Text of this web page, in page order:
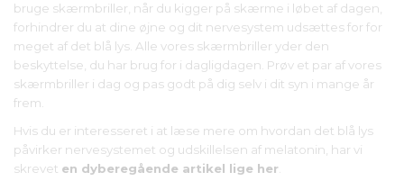
bruge skærmbriller, når du kigger på skærme i løbet af dagen,
forhindrer du at dine øjne og dit nervesystem udsættes for for
meget af det blå lys. Alle vores skærmbriller yder den
beskyttelse, du har brug for i dagligdagen. Prøv et par af vores
skærmbriller i dag og pas godt på dig selv i dit syn i mange år
frem.
Hvis du er interesseret i at læse mere om hvordan det blå lys
påvirker nervesystemet og udskillelsen af melatonin, har vi
skrevet en dyberegående artikel lige her.